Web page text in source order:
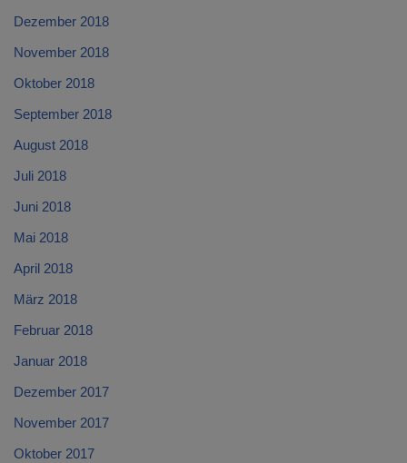
Dezember 2018
November 2018
Oktober 2018
September 2018
August 2018
Juli 2018
Juni 2018
Mai 2018
April 2018
März 2018
Februar 2018
Januar 2018
Dezember 2017
November 2017
Oktober 2017